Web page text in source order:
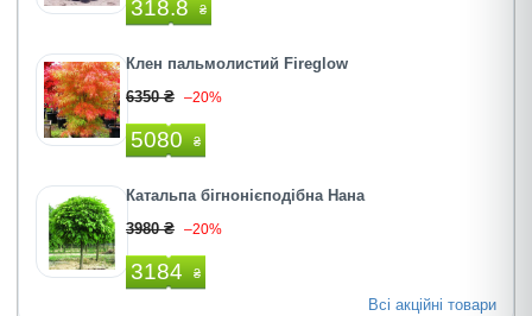
318.8 ₴
Клен пальмолистий Fireglow
6350 ₴ –20%
5080 ₴
Катальпа бігнонієподібна Нана
3980 ₴ –20%
3184 ₴
Всі акційні товари